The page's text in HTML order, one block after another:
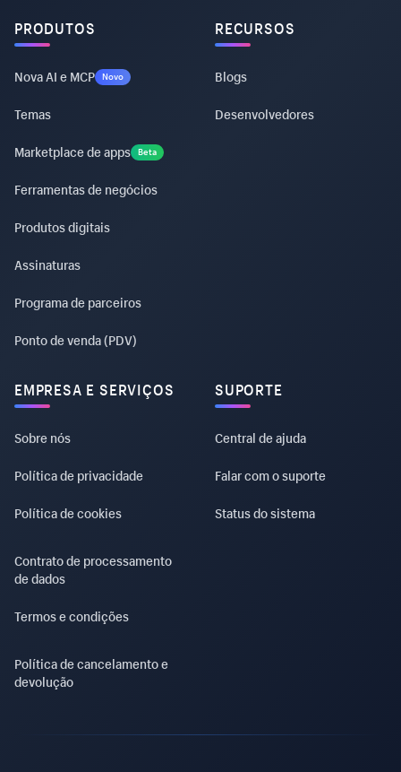
PRODUTOS
Nova AI e MCP Novo
Temas
Marketplace de apps Beta
Ferramentas de negócios
Produtos digitais
Assinaturas
Programa de parceiros
Ponto de venda (PDV)
RECURSOS
Blogs
Desenvolvedores
EMPRESA E SERVIÇOS
Sobre nós
Política de privacidade
Política de cookies
Contrato de processamento
de dados
Termos e condições
Política de cancelamento e
devolução
SUPORTE
Central de ajuda
Falar com o suporte
Status do sistema